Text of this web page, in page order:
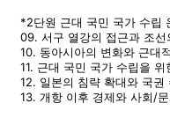
*2단원 근대 국민 국가 수립
09. 서구 열강의 접근과 조선
10. 동아시아의 변화와 근대
11. 근대 국민 국가 수립을 위
12. 일본의 침략 확대와 국권
13. 개항 이후 경제와 사회/